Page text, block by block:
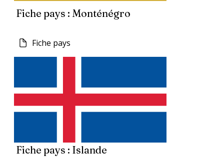
Fiche pays : Monténégro
Fiche pays
Fiche pays : Islande